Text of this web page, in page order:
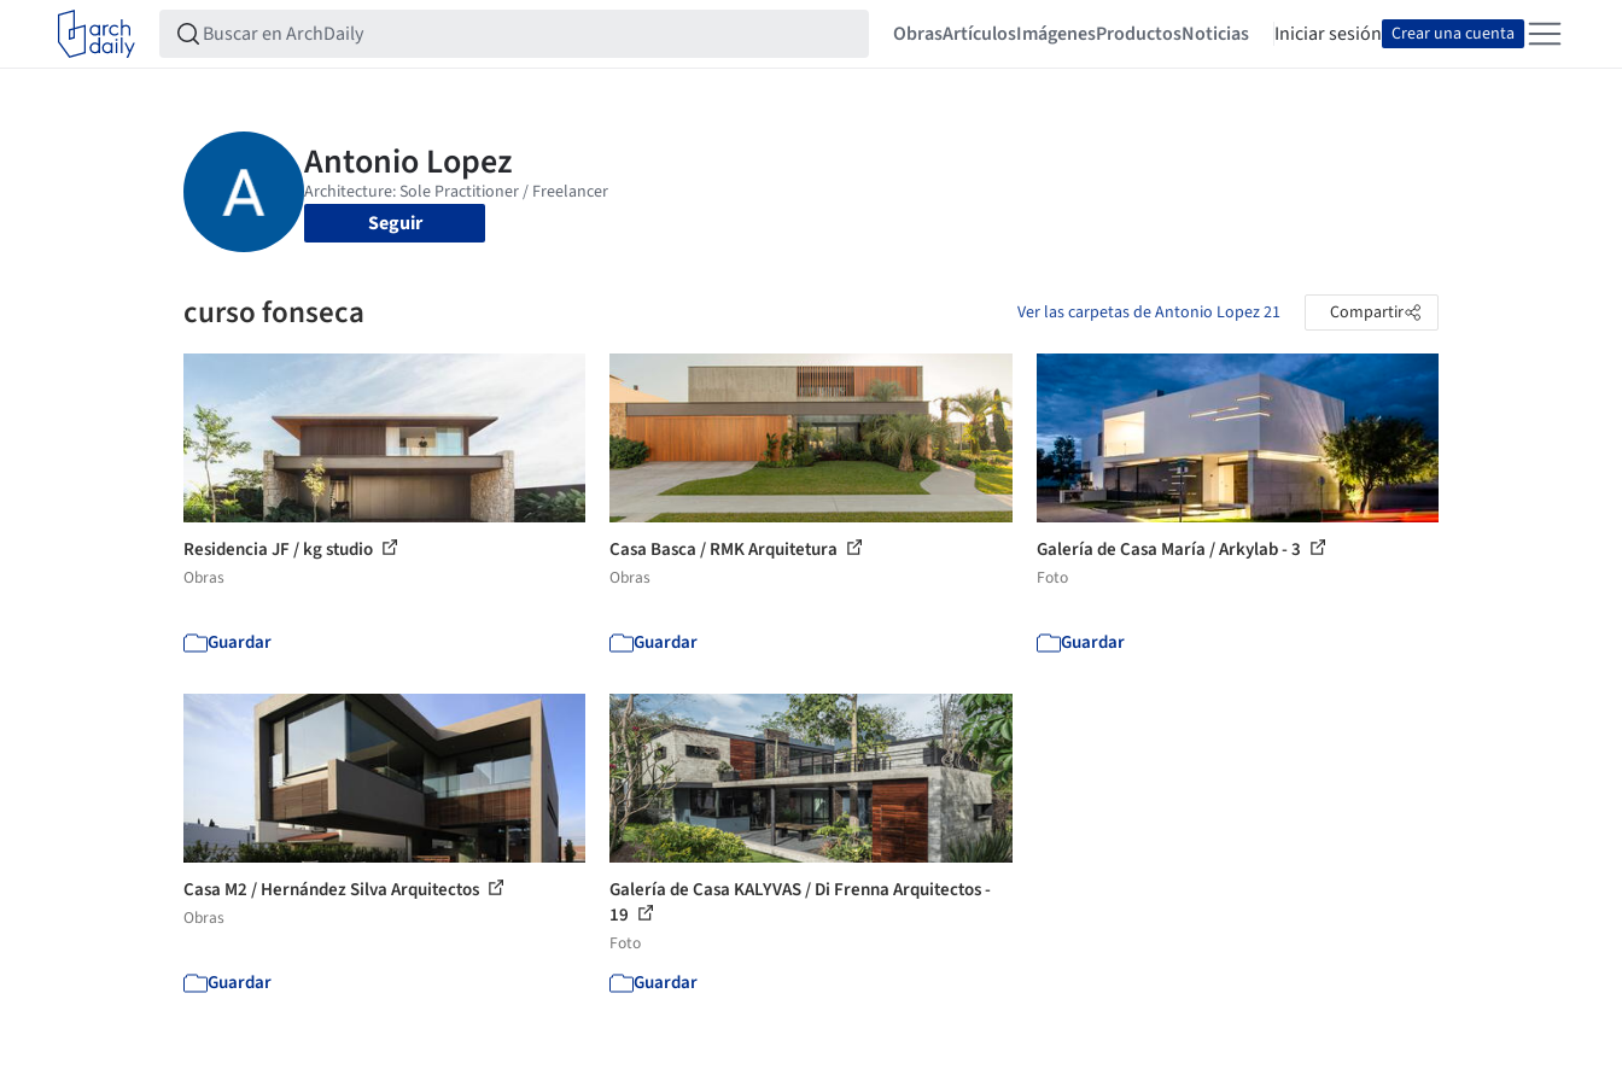
ObrasArtículosImágenesProductosNoticias Iniciar sesión Crear una cuenta
Seguir
curso fonseca Ver las carpetas de Antonio Lopez 21 Compartir
Residencia JF / kg studio
Obras
Guardar
Casa Basca / RMK Arquitetura
Obras
Guardar
Galería de Casa María / Arkylab - 3
Foto
Guardar
Casa M2 / Hernández Silva Arquitectos
Obras
Guardar
Galería de Casa KALYVAS / Di Frenna Arquitectos -
19
Foto
Guardar